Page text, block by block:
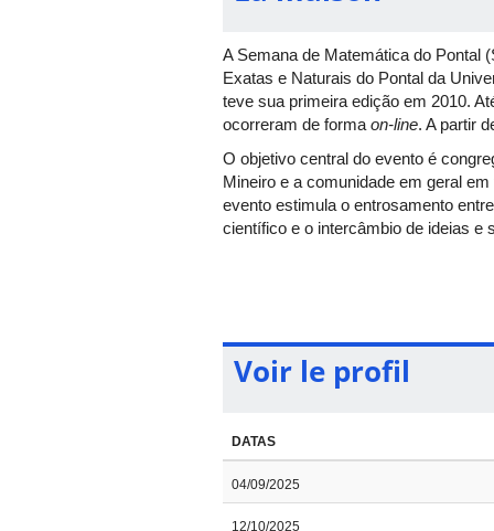
A Semana de Matemática do Pontal
Exatas e Naturais do Pontal da
teve sua primeira edição em 2010.
ocorreram de forma on-line. A partir
O objetivo central do evento é
Mineiro e a comunidade em geral
evento estimula o entrosamento
científico e o intercâmbio de ideias e
presenciais também serão
Voir le profil
DATAS
04/09/2025
12/10/2025